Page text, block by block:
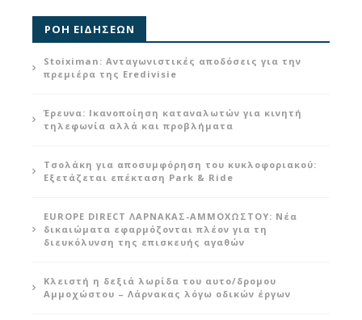
ΡΟΗ ΕΙΔΗΣΕΩΝ
Stoiximan: Ανταγωνιστικές αποδόσεις για την
πρεμιέρα της Eredivisie
Έρευνα: Ικανοποίηση καταναλωτών για κινητή
τηλεφωνία αλλά και προβλήματα
Τσολάκη για αποσυμφόρηση του κυκλοφοριακού:
Εξετάζεται επέκταση Park & Ride
EUROPE DIRECT ΛΑΡΝΑΚΑΣ-ΑΜΜΟΧΩΣΤΟΥ: Νέα
δικαιώματα εφαρμόζονται πλέον για τη
διευκόλυνση της επισκευής αγαθών
Κλειστή η δεξιά λωρίδα του αυτο/δρομου
Αμμοχώστου – Λάρνακας λόγω οδικών έργων